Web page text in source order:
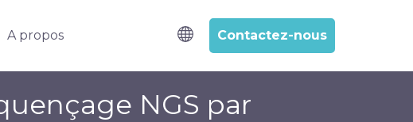
submenu for Services
A propos Contactez-nous
NGS par